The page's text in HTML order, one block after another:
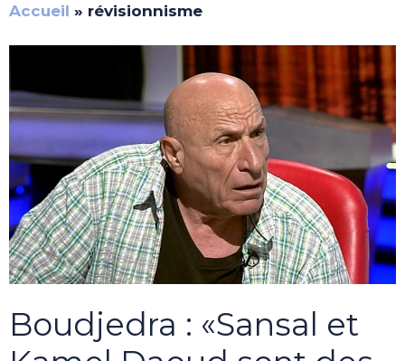
Accueil » révisionnisme
Boudjedra : «Sansal et